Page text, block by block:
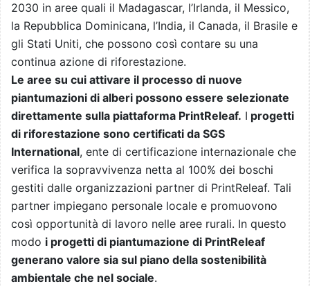
2030 in aree quali il Madagascar, l’Irlanda, il Messico,
la Repubblica Dominicana, l’India, il Canada, il Brasile e
gli Stati Uniti, che possono così contare su una
continua azione di riforestazione.
Le aree su cui attivare il processo di nuove
piantumazioni di alberi possono essere selezionate
direttamente sulla piattaforma PrintReleaf. I progetti
di riforestazione sono certificati da SGS
International, ente di certificazione internazionale che
verifica la sopravvivenza netta al 100% dei boschi
gestiti dalle organizzazioni partner di PrintReleaf. Tali
partner impiegano personale locale e promuovono
così opportunità di lavoro nelle aree rurali. In questo
modo i progetti di piantumazione di PrintReleaf
generano valore sia sul piano della sostenibilità
ambientale che nel sociale.